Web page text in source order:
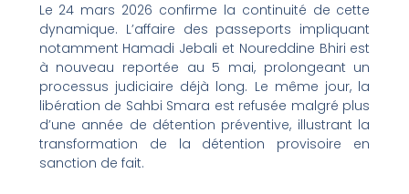
Le 24 mars 2026 confirme la continuité de cette
dynamique. L’affaire des passeports impliquant
notamment Hamadi Jebali et Noureddine Bhiri est
à nouveau reportée au 5 mai, prolongeant un
processus judiciaire déjà long. Le même jour, la
libération de Sahbi Smara est refusée malgré plus
d’une année de détention préventive, illustrant la
transformation de la détention provisoire en
sanction de fait.